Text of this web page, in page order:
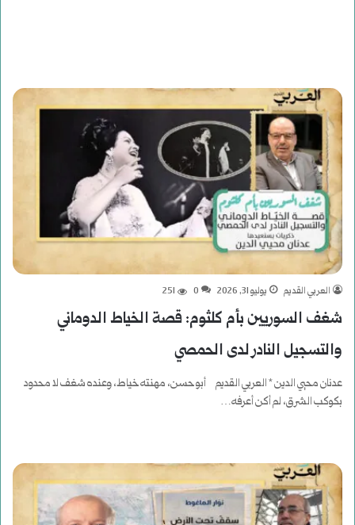
العربي القديم يوليو 31, 2026 0
251
شغف السوريين بأم كلثوم: قصة الخياط الدوماني
والتسجيل النادر لدى الحمصي
عدنان محيي الدين * العربي القديم أبو حسن، مهنته خياط، وعنده شغف لا محدود
بكوكب الشرق، لم أكن أعرفه…